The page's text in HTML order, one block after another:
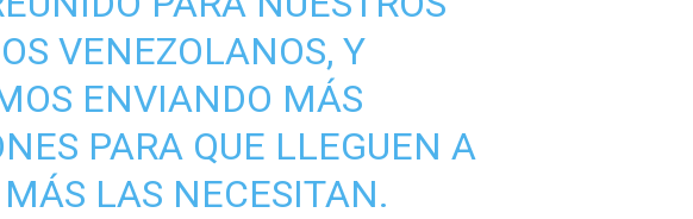
VENEZOLANOS, Y
ENVIANDO MÁS
PARA QUE LLEGUEN A
LAS NECESITAN.